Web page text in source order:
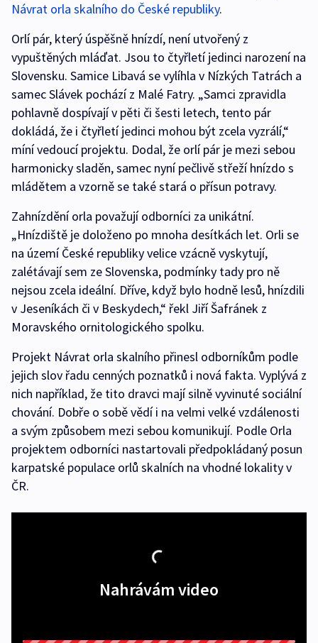
Návrat orla skalního do České republiky.
Orlí pár, který úspěšně hnízdí, není utvořený z
vypuštěných mláďat. Jsou to čtyřletí jedinci narození na
Slovensku. Samice Libavá se vylíhla v Nízkých Tatrách a
samec Slávek pochází z Malé Fatry. „Samci zpravidla
pohlavně dospívají v pěti či šesti letech, tento pár
dokládá, že i čtyřletí jedinci mohou být zcela vyzrálí,“
míní vedoucí projektu. Dodal, že orlí pár je mezi sebou
harmonicky sladěn, samec nyní pečlivě střeží hnízdo s
mládětem a vzorně se také stará o přísun potravy.
Zahnízdění orla považují odborníci za unikátní.
„Hnízdiště je doloženo po mnoha desítkách let. Orli se
na území České republiky velice vzácně vyskytují,
zalétávají sem ze Slovenska, podmínky tady pro ně
nejsou zcela ideální. Dříve, když bylo hodně lesů, hnízdili
v Jeseníkách či v Beskydech,“ řekl Jiří Šafránek z
Moravského ornitologického spolku.
Projekt Návrat orla skalního přinesl odborníkům podle
jejich slov řadu cenných poznatků i nová fakta. Vyplývá z
nich například, že tito dravci mají silně vyvinuté sociální
chování. Dobře o sobě vědí i na velmi velké vzdálenosti
a svým způsobem mezi sebou komunikují. Podle Orla
projektem odborníci nastartovali předpokládaný posun
karpatské populace orlů skalních na vhodné lokality v
ČR.
Nahrávám video